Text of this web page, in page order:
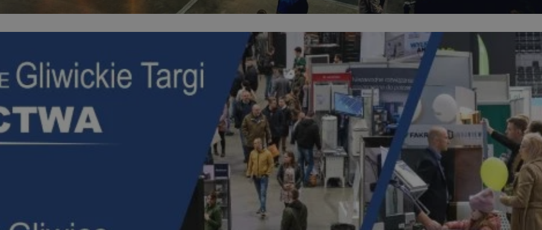
Ten plik cookie przechowuje identyfikator sesji.
i bezpieczeństwa, zapewniając, że użytkownicy
pozostają zalogowani, a ich dane są zabezpieczone, jak
poruszać się przez witrynę internetową lub interakcji z
YouTube
.youtube.com
5 miesięcy 4
tygodnie
Ten plik cookie przechowuje informacje o zgodzie
użytkownika oraz jego preferencjach dotyczących
prywatności podczas korzystania z witryny. Rejestruje
wybory dotyczące polityki prywatności i ustawień
zgody, zapewniając ich przestrzeganie w kolejnych
wizytach. Dzięki temu użytkownik nie musi ponownie
konfigurować swoich preferencji, co zwiększa wygodę i
zgodność z regulacjami ochrony danych.
Ten plik cookie jest używany przez usługę Cookie-
Script.com do zapamiętywania preferencji dotyczących
zgody użytkownika na pliki cookie. Jest to konieczne,
aby baner cookie Cookie-Script.com działał poprawnie.
Provider/
Okres
przechowywania
Google Privacy Policy